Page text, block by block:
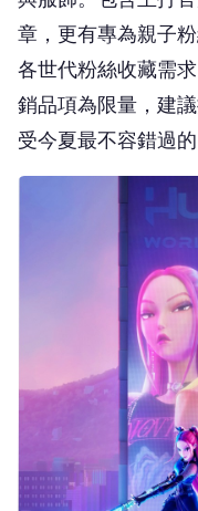
章，更有專為親子
各世代粉絲收藏需
銷品項為限量，建
受今夏最不容錯過